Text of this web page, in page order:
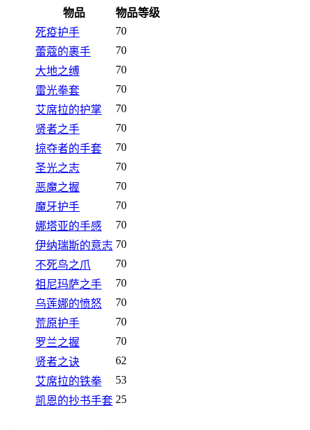
物品
物品等级
死疫护手
70
蕾蔻的裹手
70
大地之缚
70
雷光拳套
70
艾席拉的护掌
70
贤者之手
70
掠夺者的手套
70
圣光之志
70
恶魔之握
70
魔牙护手
70
娜塔亚的手感
70
伊纳瑞斯的意志 70
不死鸟之爪
70
祖尼玛萨之手
70
乌莲娜的愤怒
70
荒原护手
70
罗兰之握
70
贤者之诀
62
艾席拉的铁拳
53
凯恩的抄书手套 25